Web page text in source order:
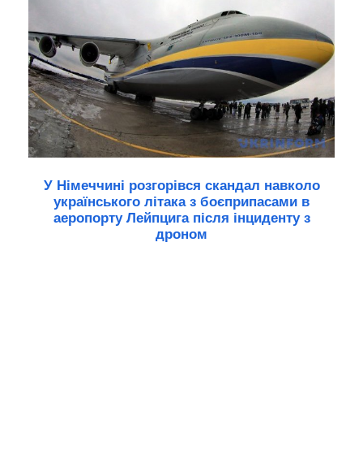
У Німеччині розгорівся скандал навколо
українського літака з боєприпасами в
аеропорту Лейпцига після інциденту з
дроном